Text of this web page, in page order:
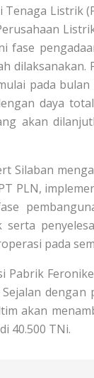
Listrik
fase
pada bulan
daya
akan
Silaban
PLN,
pada
dengan
akan
40.500 TNi.